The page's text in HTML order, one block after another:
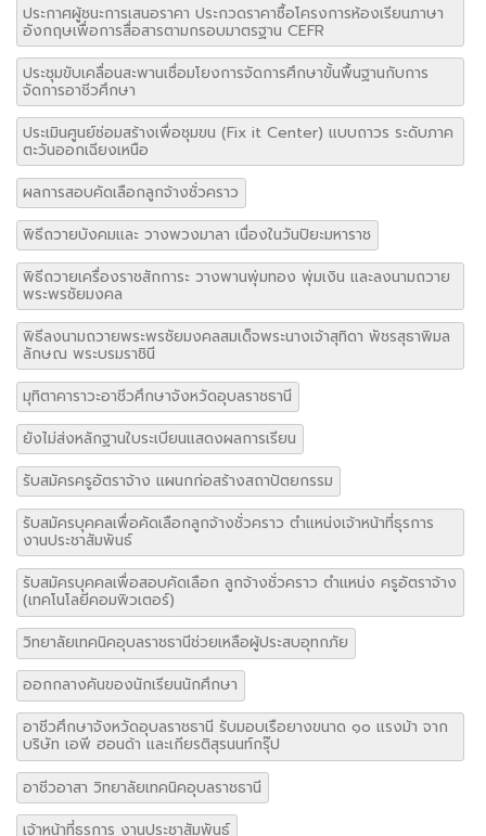
ประกาศผู้ชนะการเสนอราคา ประกวดราคาซื้อโครงการห้องเรียนภาษา
อังกฤษเพื่อการสื่อสารตามกรอบมาตรฐาน CEFR
ประชุมขับเคลื่อนสะพานเชื่อมโยงการจัดการศึกษาขั้นพื้นฐานกับการ
จัดการอาชีวศึกษา
ประเมินศูนย์ซ่อมสร้างเพื่อชุมขน (Fix it Center) แบบถาวร ระดับภาค
ตะวันออกเฉียงเหนือ
ผลการสอบคัดเลือกลูกจ้างชั่วคราว
พิธีถวายบังคมและ วางพวงมาลา เนื่องในวันปิยะมหาราช
พิธีถวายเครื่องราชสักการะ วางพานพุ่มทอง พุ่มเงิน และลงนามถวาย
พระพรชัยมงคล
พิธีลงนามถวายพระพรชัยมงคลสมเด็จพระนางเจ้าสุทิดา พัชรสุธาพิมล
ลักษณ พระบรมราชินี
มุทิตาคาราวะอาชีวศึกษาจังหวัดอุบลราชธานี
ยังไม่ส่งหลักฐานใบระเบียนแสดงผลการเรียน
รับสมัครครูอัตราจ้าง แผนกก่อสร้างสถาปัตยกรรม
รับสมัครบุคคลเพื่อคัดเลือกลูกจ้างชั่วคราว ตำแหน่งเจ้าหน้าที่ธุรการ
งานประชาสัมพันธ์
รับสมัครบุคคลเพื่อสอบคัดเลือก ลูกจ้างชั่วคราว ตำแหน่ง ครูอัตราจ้าง
(เทคโนโลยีคอมพิวเตอร์)
วิทยาลัยเทคนิคอุบลราชธานีช่วยเหลือผู้ประสบอุทกภัย
ออกกลางคันของนักเรียนนักศึกษา
อาชีวศึกษาจังหวัดอุบลราชธานี รับมอบเรือยางขนาด ๑๐ แรงม้า จาก
บริษัท เอพี ฮอนด้า และเกียรติสุรนนท์กรุ๊ป
อาชีวอาสา วิทยาลัยเทคนิคอุบลราชธานี
เจ้าหน้าที่ธุรการ งานประชาสัมพันธ์